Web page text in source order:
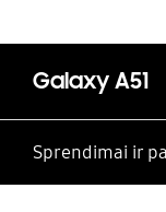
Galaxy A51
Sprendimai ir